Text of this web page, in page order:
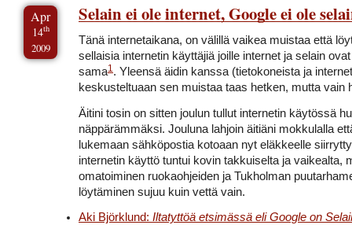
Apr
14th
2009
Selain ei ole internet, Google ei ole
Tänä internetaikana, on välillä vaikea muistaa että
sellaisia internetin käyttäjiä joille internet ja selain
sama1 . Yleensä äidin kanssa (tietokoneista ja
keskusteltuaan sen muistaa taas hetken, mutta vain
Äitini tosin on sitten joulun tullut internetin käytössä
näppärämmäksi. Jouluna lahjoin äitiäni mokkulalla
lukemaan sähköpostia kotoaan nyt eläkkeelle
internetin käyttö tuntui kovin takkuiselta ja vaikealta,
omatoiminen ruokaohjeiden ja Tukholman
löytäminen sujuu kuin vettä vain.
Aki Björklund: Iltatyttöä etsimässä eli Google on